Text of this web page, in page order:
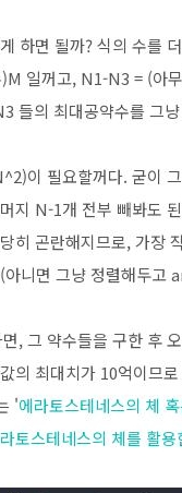
하면 될까? 식의 수를
일꺼고, N1-N3 = (아
들의 최대공약수를 그
이 필요할꺼다. 굳이
지 N-1개 전부 빼봐도
히 곤란해지므로, 가장
아니면 그냥 정렬해두
, 그 약수들을 구한 후
의 최대치가 10억이므
'에라토스테네스의 체
토스테네스의 체를 활